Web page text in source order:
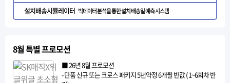
설치배송시뮬레이터 빅데이터 분석을 통한 설치 배송일 예측 시스템
8월 특별 프로모션
■ 26년 8월 프로모션
- 단품 신규 또는 크로스 패키지 5년약정 6개월 반값 ( 1~6회차 반